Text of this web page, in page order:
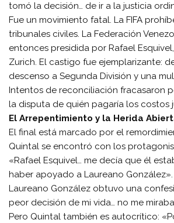
tomó la decisión… de ir a la justicia
Fue un movimiento fatal. La FIFA
tribunales civiles. La Federación
entonces presidida por Rafael
Zurich. El castigo fue ejemplarizante:
descenso a Segunda División y una
Intentos de reconciliación fracasaron
la disputa de quién pagaría los costos
El Arrepentimiento y la Herida
El final está marcado por el
Quintal se encontró con los
«Rafael Esquivel… me decía que él
haber apoyado a Laureano
Laureano González obtuvo una
peor decisión de mi vida… no me
Pero Quintal también es autocrítico: